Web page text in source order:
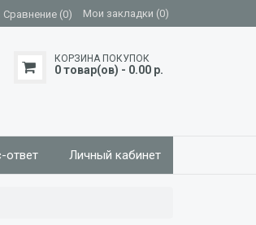
Сравнение (0) Мои закладки (0)
КОРЗИНА ПОКУПОК
0 товар(ов) - 0.00 р.
ответ Личный кабинет